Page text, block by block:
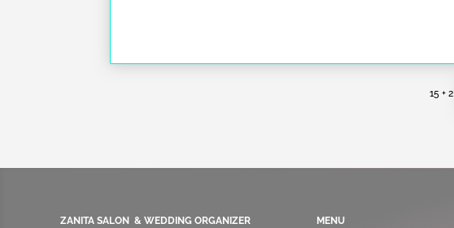
15 + 2
ZANITA SALON & WEDDING ORGANIZER MENU